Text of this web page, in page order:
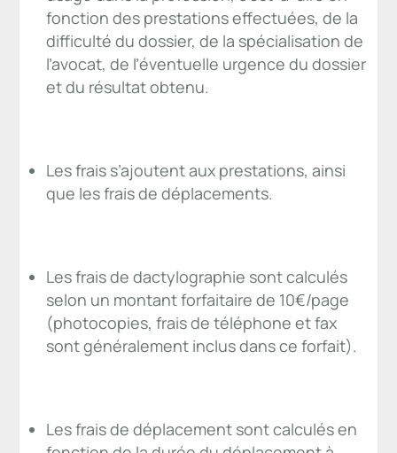
fonction des prestations effectuées, de la
difficulté du dossier, de la spécialisation de
l’avocat, de l’éventuelle urgence du dossier
et du résultat obtenu.
Les frais s’ajoutent aux prestations, ainsi
que les frais de déplacements.
Les frais de dactylographie sont calculés
selon un montant forfaitaire de 10€/page
(photocopies, frais de téléphone et fax
sont généralement inclus dans ce forfait).
Les frais de déplacement sont calculés en